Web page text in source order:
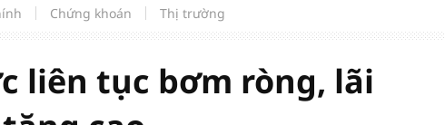
công bố và chính thức mở màn Vòng sơ khảo Miss Galaxy Việt
Đỉnh cao nhan sắc trong kỷ nguyên số
giá quyền sử dụng đất và khách sạn tại tại số 8 - 10 Chu Văn An
dư địa phát triển mới
Chứng khoán Thị trường
liên tục bơm ròng, lãi